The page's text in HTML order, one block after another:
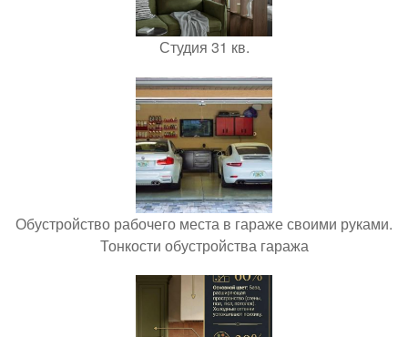
Студия 31 кв.
Обустройство рабочего места в гараже своими руками.
Тонкости обустройства гаража